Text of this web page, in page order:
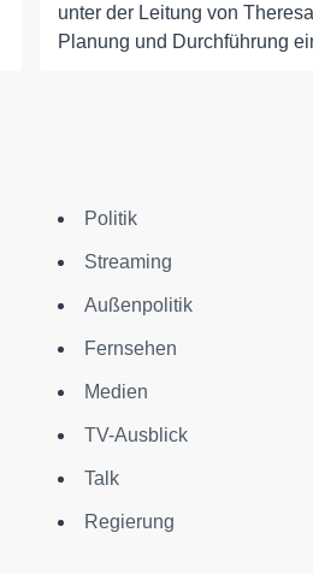
unter der Leitung von
Planung und Durchführung
Politik
Streaming
Außenpolitik
Fernsehen
Medien
TV-Ausblick
Talk
Regierung